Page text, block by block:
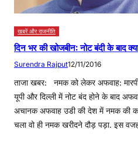
खबरें और राजनीति
दिन भर की खोजबीन: नोट बंदी के बाद
Surendra Rajput12/11/2016
ताजा खबर: नमक को लेकर अफवाह:
यूपी और दिल्ली में नोट बंद होने के बाद
अचानक अफवाह उडी की देश में नमक की
चला वो ही नमक खरीदने दौड़ पड़ा. इस